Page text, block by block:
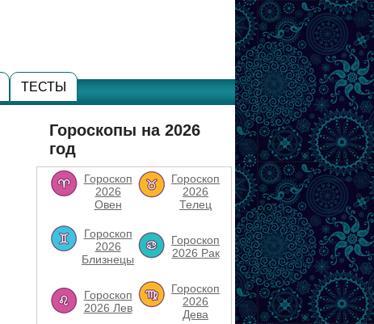
ТЕСТЫ
Гороскопы на 2026
год
Гороскоп
2026
Овен
Гороскоп
2026
Телец
Гороскоп
2026
Близнецы
Гороскоп
2026 Рак
Гороскоп
2026 Лев
Гороскоп
2026
Дева